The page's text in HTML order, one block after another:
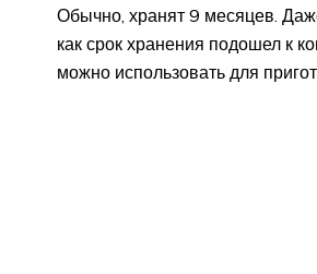
Обычно, хранят 9 месяцев.
как срок хранения подошел к
можно использовать для